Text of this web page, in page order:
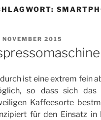
NOVEMBER 2015
ist eine extrem fein
so dass sich das
Kaffeesorte
für den Einsatz in